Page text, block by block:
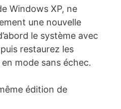
Windows XP, ne
une nouvelle
le système avec
restaurez les
mode sans échec.
édition de